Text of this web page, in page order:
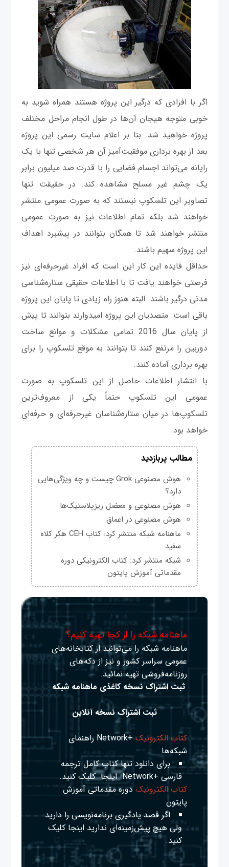
اگر با افرادی که درگیر این پروژه هستند همراه شوید به
خوبی متوجه هیجان آن‌ها در طول انجام مراحل مختلف
پروژه خواهید شد. بنا بر اعلام سایت رسمی این پروژه
بعد از بهره برداری موفقیت‌آمیز آن هر شخصی تنها با یک
رایانه می‌تواند اجسام فضایی را با قدرت صد میلیون برابر
یک چشم غیر مسلح مشاهده کند. در حقیقت تنها
تصاویر این تلسکوپ نیستند که به صورت عمومی منتشر
خواهند شد بلکه تمام اطلاعات نیز به صورت عمومی
منتشر خواهند شد تا همگان بتوانند در پیشبرد اهداف
این پروژه سهیم باشند.
حداقل فایده این کار این است که افراد غیرحرفه‌ای نیز
فرصتی خواهند یافت تا با اطلاعات حقیقی ستاره‌شناسی
مدتی درگیر باشند. البته هنوز راه زیادی تا پایان این پروژه
باقی است. متصدیان این پروژه امیدوارند بتوانند تا پیش
از پایان سال 2016 تمامی مشکلات و موانع ساخت
دوربین را مرتفع کنند تا بتوانند به موقع تلسکوپ را برای
بهره برداری آماده کنند.
با انتشار اطلاعات حاصل از این تلسکوپ به صورت
عمومی این تلسکوپ حتماً یکی از معروف‌ترین
تلسکوپ‌ها در میان ستاره‌شناسان غیرحرفه‌ای و حرفه‌ای
خواهد بود.
مطالب پربازدید
هوش مصنوعی Grok چیست و چه ویژگی‌هایی
دارد؟
هوش مصنوعی و معضل ریزپلاستیک‌ها
هوش مصنوعی در اعماق
ماهنامه شبکه منتشر کرد: کتاب CEH هکر کلاه
سفید
شبکه منتشر کرد: کتاب الکترونیکی دوره
مقدماتی آموزش پایتون
ماهنامه شبکه را از کجا تهیه کنیم؟
ماهنامه شبکه را می‌توانید از کتابخانه‌های
عمومی سراسر کشور و نیز از دکه‌های
روزنامه‌فروشی تهیه نمائید.
ثبت اشتراک نسخه کاغذی ماهنامه شبکه
ثبت اشتراک نسخه آنلاین
کتاب الکترونیک
+Network راهنمای
شبکه‌ها
برای دانلود تنها کتاب کامل ترجمه
فارسی +Network
اینجا کلیک کنید.
کتاب الکترونیک دوره مقدماتی آموزش
پایتون
اگر قصد یادگیری برنامه‌نویسی را دارید
ولی هیچ پیش‌زمینه‌ای نداریداینجا کلیک
کنید.